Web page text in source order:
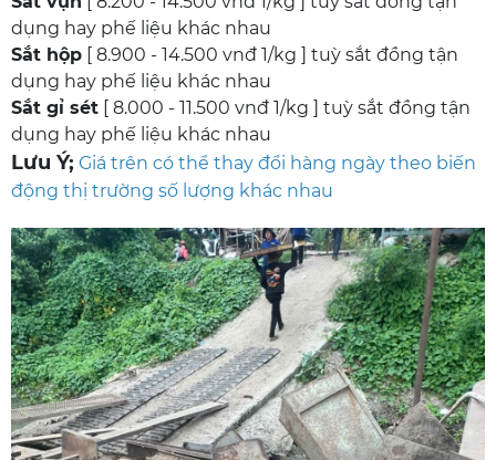
dụng hay phế liệu khác nhau
Sắt hộp [ 8.900 - 14.500 vnđ 1/kg ] tuỳ sắt đồng tận
dụng hay phế liệu khác nhau
Sắt gỉ sét [ 8.000 - 11.500 vnđ 1/kg ] tuỳ sắt đồng tận
dụng hay phế liệu khác nhau
Lưu Ý; Giá trên có thể thay đổi hàng ngày theo biến
động thị trường số lượng khác nhau